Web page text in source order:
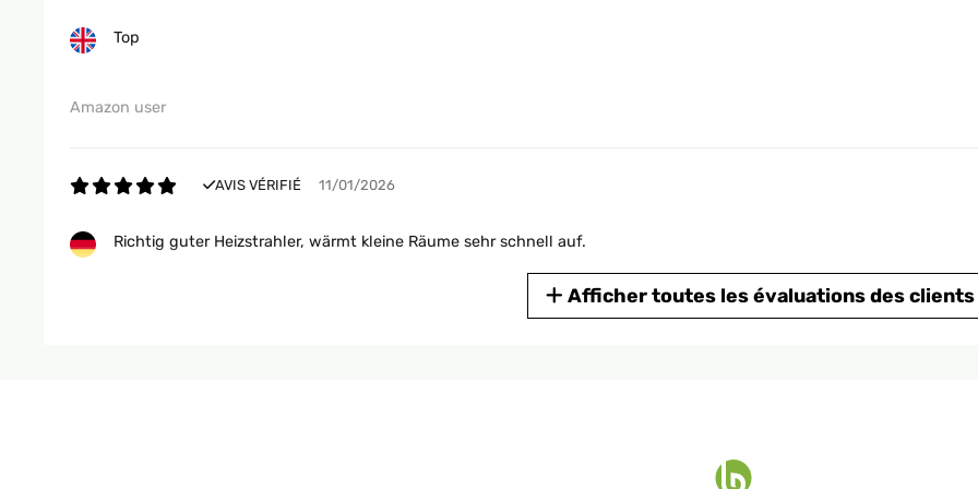
Il prodotto funziona molto bene e corrisponde pienamente alla descrizione. E' solido e bello. Diffonde bene il calore ed il
Utente Amazon
Top
Amazon user
AVIS VÉRIFIÉ 11/01/2026
Richtig guter Heizstrahler, wärmt kleine Räume sehr schnell auf.
Afficher toutes les évaluations des clients